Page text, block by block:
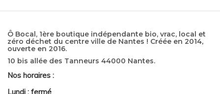
Ô Bocal, 1ère boutique indépendante bio, vrac, local et
zéro déchet du centre ville de Nantes ! Créée en 2014,
ouverte en 2016.
10 bis allée des Tanneurs 44000 Nantes.
Nos horaires :
Lundi : fermé